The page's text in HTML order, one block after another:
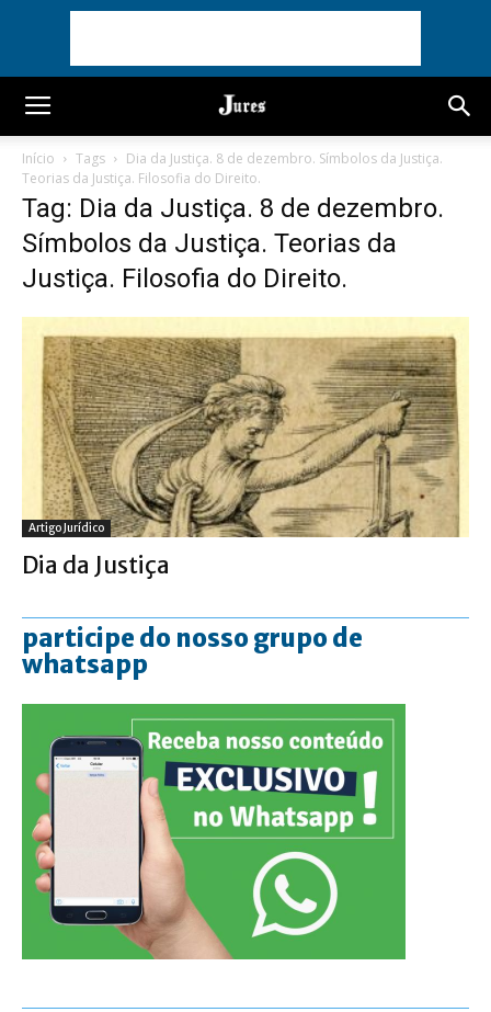
Início Tags
Dia da Justiça. 8 de dezembro. Símbolos da Justiça.
Teorias da Justiça. Filosofia do Direito.
Tag: Dia da Justiça. 8 de dezembro.
Símbolos da Justiça. Teorias da
Justiça. Filosofia do Direito.
Artigo Jurídico
Dia da Justiça
participe do nosso grupo de
whatsapp